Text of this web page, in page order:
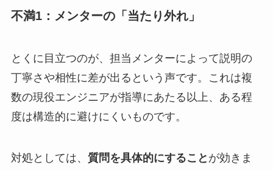
不満1：メンターの「当たり外れ」
とくに目立つのが、担当メンターによって説明の
丁寧さや相性に差が出るという声です。これは複
数の現役エンジニアが指導にあたる以上、ある程
度は構造的に避けにくいものです。
対処としては、 質問を具体的にすること が効きま